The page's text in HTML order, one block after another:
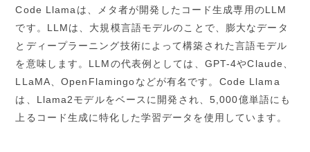
Code Llamaは、メタ者が開発したコード生成専用のLLM
です。LLMは、大規模言語モデルのことで、膨大なデータ
とディープラーニング技術によって構築された言語モデル
を意味します。LLMの代表例としては、GPT-4やClaude、
LLaMA、OpenFlamingoなどが有名です。Code Llama
は、Llama2モデルをベースに開発され、5,000億単語にも
上るコード生成に特化した学習データを使用しています。